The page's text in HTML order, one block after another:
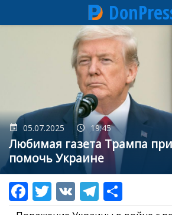
05.07.2025 19:45
Любимая газета Трампа
помочь Украине